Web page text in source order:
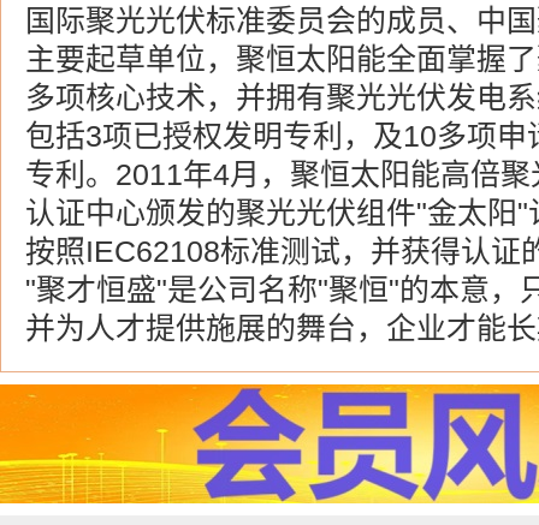
国际聚光光伏标准委员会的成员、中
主要起草单位，聚恒太阳能全面掌握
多项核心技术，并拥有聚光光伏发电
包括3项已授权发明专利，及10多项
专利。2011年4月，聚恒太阳能高倍
认证中心颁发的聚光光伏组件"金太阳
按照IEC62108标准测试，并获得认证
"聚才恒盛"是公司名称"聚恒"的本意，
并为人才提供施展的舞台，企业才能